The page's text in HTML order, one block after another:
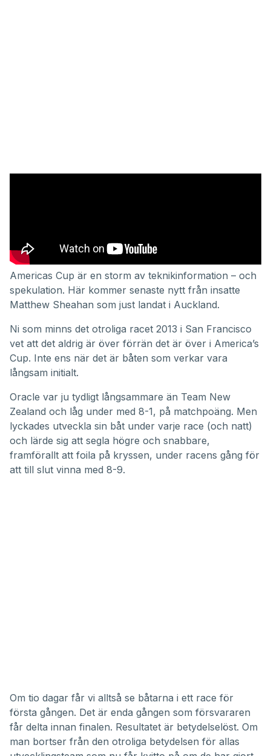
Americas Cup är en storm av teknikinformation – och
spekulation. Här kommer senaste nytt från insatte
Matthew Sheahan som just landat i Auckland.
Ni som minns det otroliga racet 2013 i San Francisco
vet att det aldrig är över förrän det är över i America’s
Cup. Inte ens när det är båten som verkar vara
långsam initialt.
Oracle var ju tydligt långsammare än Team New
Zealand och låg under med 8-1, på matchpoäng. Men
lyckades utveckla sin båt under varje race (och natt)
och lärde sig att segla högre och snabbare,
framförallt att foila på kryssen, under racens gång för
att till slut vinna med 8-9.
Om tio dagar får vi alltså se båtarna i ett race för
första gången. Det är enda gången som försvararen
får delta innan finalen. Resultatet är betydelselöst. Om
man bortser från den otroliga betydelsen för allas